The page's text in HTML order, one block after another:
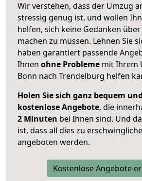
Wir verstehen, dass der Umzug
stressig genug ist, und wollen
helfen, sich keine Gedanken
machen zu müssen. Lehnen Sie
haben garantiert passende
Ihnen ohne Probleme mit Ihrem
Bonn nach Trendelburg helfen
Holen Sie sich ganz bequem
kostenlose Angebote, die
2 Minuten bei Ihnen sind. Und
ist, dass all dies zu
angeboten werden.
Kostenlose Angebote